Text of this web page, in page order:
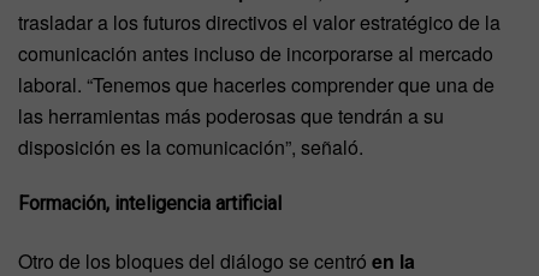
trasladar a los futuros directivos el valor estratégico de la
comunicación antes incluso de incorporarse al mercado
laboral. “Tenemos que hacerles comprender que una de
las herramientas más poderosas que tendrán a su
disposición es la comunicación”, señaló.
Formación, inteligencia artificial
Otro de los bloques del diálogo se centró en la